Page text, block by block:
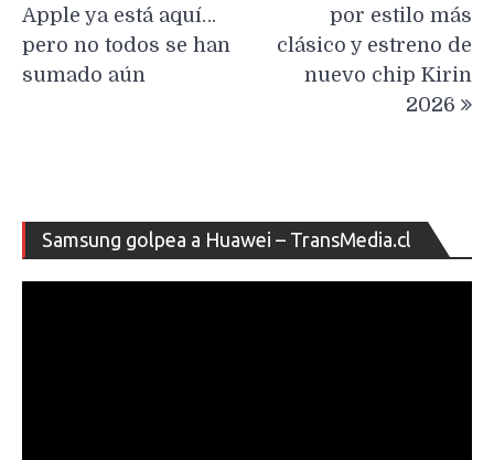
Apple ya está aquí…
pero no todos se han
sumado aún
por estilo más
clásico y estreno de
nuevo chip Kirin
2026
Samsung golpea a Huawei – TransMedia.cl
de